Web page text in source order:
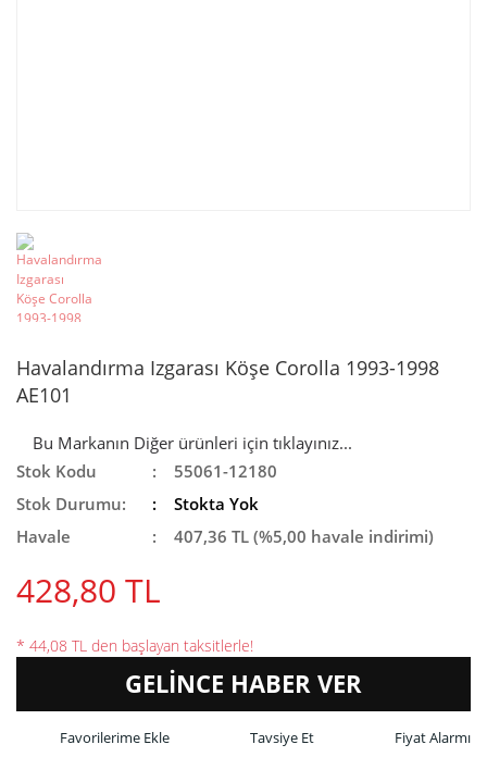
Havalandırma Izgarası Köşe Corolla 1993-1998
AE101
Bu Markanın Diğer ürünleri için tıklayınız...
Stok Kodu
55061-12180
Stok Durumu:
Stokta Yok
Havale
407,36 TL (%5,00 havale indirimi)
428,80 TL
* 44,08 TL den başlayan taksitlerle!
GELİNCE HABER VER
Tavsiye Et
Fiyat Alarmı